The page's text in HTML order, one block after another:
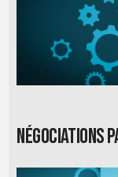
Négociations